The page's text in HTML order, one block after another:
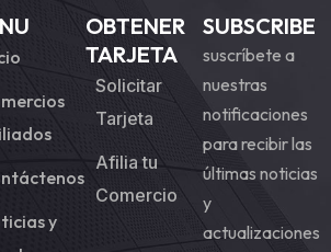
y
OBTENER
TARJETA
Solicitar
Tarjeta
Afilia tu
Comercio
SUBSCRIBE
suscríbete a
nuestras
notificaciones
para recibir las
últimas noticias
y
actualizaciones